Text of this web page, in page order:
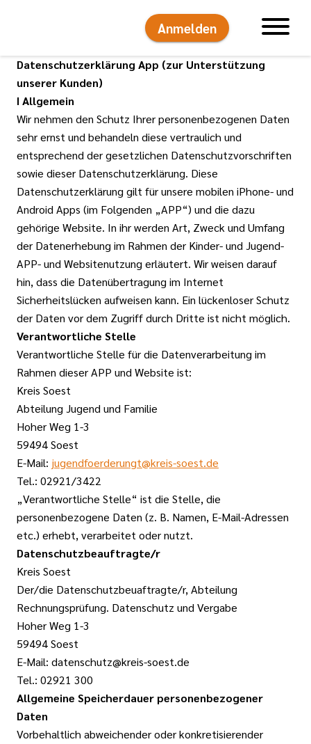
Anmelden
Datenschutzerklärung App (zur Unterstützung
unserer Kunden)
I Allgemein
Wir nehmen den Schutz Ihrer personenbezogenen Daten
sehr ernst und behandeln diese vertraulich und
entsprechend der gesetzlichen Datenschutzvorschriften
sowie dieser Datenschutzerklärung. Diese
Datenschutzerklärung gilt für unsere mobilen iPhone- und
Android Apps (im Folgenden „APP“) und die dazu
gehörige Website. In ihr werden Art, Zweck und Umfang
der Datenerhebung im Rahmen der Kinder- und Jugend-
APP- und Websitenutzung erläutert. Wir weisen darauf
hin, dass die Datenübertragung im Internet
Sicherheitslücken aufweisen kann. Ein lückenloser Schutz
der Daten vor dem Zugriff durch Dritte ist nicht möglich.
Verantwortliche Stelle
Verantwortliche Stelle für die Datenverarbeitung im
Rahmen dieser APP und Website ist:
Kreis Soest
Abteilung Jugend und Familie
Hoher Weg 1-3
59494 Soest
E-Mail: jugendfoerderungt@kreis-soest.de
Tel.: 02921/3422
„Verantwortliche Stelle“ ist die Stelle, die
personenbezogene Daten (z. B. Namen, E-Mail-Adressen
etc.) erhebt, verarbeitet oder nutzt.
Datenschutzbeauftragte/r
Kreis Soest
Der/die Datenschutzbeuaftragte/r, Abteilung
Rechnungsprüfung. Datenschutz und Vergabe
Hoher Weg 1-3
59494 Soest
E-Mail: datenschutz@kreis-soest.de
Tel.: 02921 300
Allgemeine Speicherdauer personenbezogener
Daten
Vorbehaltlich abweichender oder konkretisierender